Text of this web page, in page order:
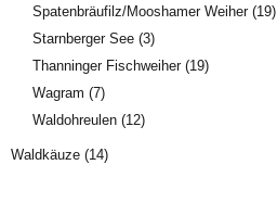
Spatenbräufilz/Mooshamer Weiher(19)
Starnberger See (3)
Thanninger Fischweiher(19)
Wagram (7)
Waldohreulen (12)
Waldkäuze (14)